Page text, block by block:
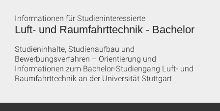
Luft- und Raumfahrttechnik - Bachelor
Informationen für Studieninteressierte
Studieninhalte, Studienaufbau und
Bewerbungsverfahren – Orientierung und
Informationen zum Bachelor-Studiengang Luft- und
Raumfahrttechnik an der Universität Stuttgart